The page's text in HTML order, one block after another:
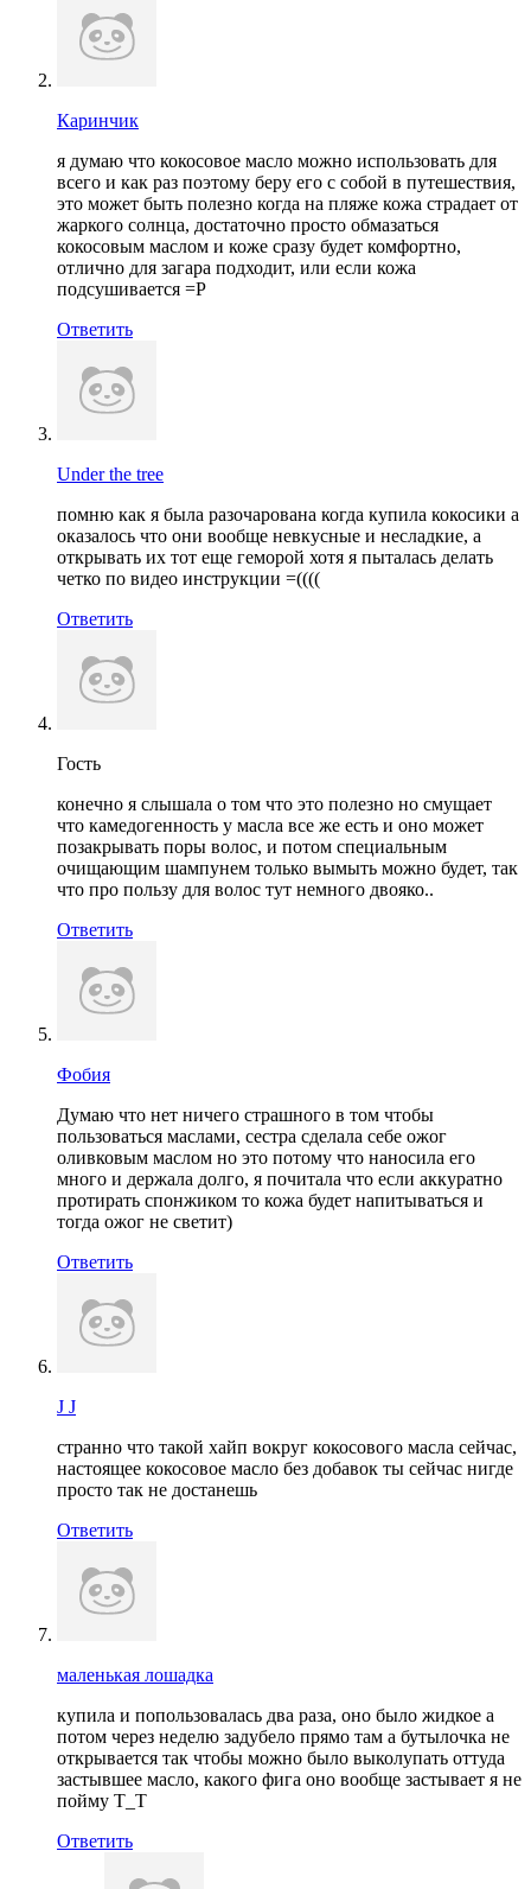
Каринчик
я думаю что кокосовое масло можно использовать для
всего и как раз поэтому беру его с собой в путешествия,
это может быть полезно когда на пляже кожа страдает от
жаркого солнца, достаточно просто обмазаться
кокосовым маслом и коже сразу будет комфортно,
отлично для загара подходит, или если кожа
подсушивается =Р
Ответить
Under the tree
помню как я была разочарована когда купила кокосики а
оказалось что они вообще невкусные и несладкие, а
открывать их тот еще геморой хотя я пыталась делать
четко по видео инструкции =((((
Ответить
Гость
конечно я слышала о том что это полезно но смущает
что камедогенность у масла все же есть и оно может
позакрывать поры волос, и потом специальным
очищающим шампунем только вымыть можно будет, так
что про пользу для волос тут немного двояко..
Ответить
Фобия
Думаю что нет ничего страшного в том чтобы
пользоваться маслами, сестра сделала себе ожог
оливковым маслом но это потому что наносила его
много и держала долго, я почитала что если аккуратно
протирать спонжиком то кожа будет напитываться и
тогда ожог не светит)
Ответить
J J
странно что такой хайп вокруг кокосового масла сейчас,
настоящее кокосовое масло без добавок ты сейчас нигде
просто так не достанешь
Ответить
маленькая лошадка
купила и попользовалась два раза, оно было жидкое а
потом через неделю задубело прямо там а бутылочка не
открывается так чтобы можно было выколупать оттуда
застывшее масло, какого фига оно вообще застывает я не
пойму Т_Т
Ответить